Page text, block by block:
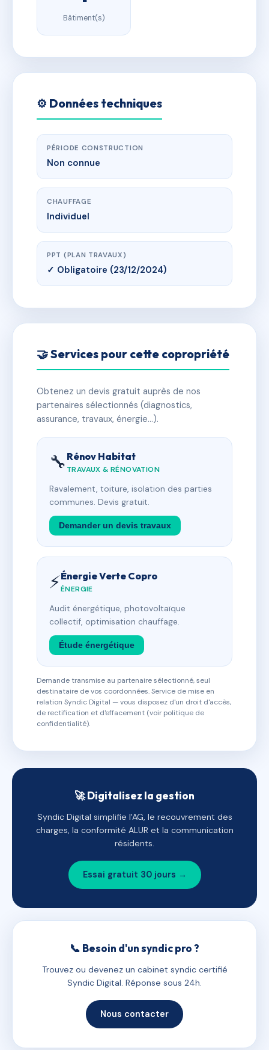
Bâtiment(s)
⚙️ Données techniques
PÉRIODE CONSTRUCTION
Non connue
CHAUFFAGE
Individuel
PPT (PLAN TRAVAUX)
✓ Obligatoire (23/12/2024)
🤝 Services pour cette copropriété
Obtenez un devis gratuit auprès de nos
partenaires sélectionnés (diagnostics,
assurance, travaux, énergie…).
🔧 Rénov Habitat
TRAVAUX & RÉNOVATION
Ravalement, toiture, isolation des parties
communes. Devis gratuit.
Demander un devis travaux
⚡Énergie Verte Copro
ÉNERGIE
Audit énergétique, photovoltaïque
collectif, optimisation chauffage.
Étude énergétique
Demande transmise au partenaire sélectionné, seul
destinataire de vos coordonnées. Service de mise en
relation Syndic Digital — vous disposez d'un droit d'accès,
de rectification et d'effacement (voir politique de
confidentialité).
🚀 Digitalisez la gestion
Syndic Digital simplifie l'AG, le recouvrement des
charges, la conformité ALUR et la communication
résidents.
Essai gratuit 30 jours →
📞 Besoin d'un syndic pro ?
Trouvez ou devenez un cabinet syndic certifié
Syndic Digital. Réponse sous 24h.
Nous contacter